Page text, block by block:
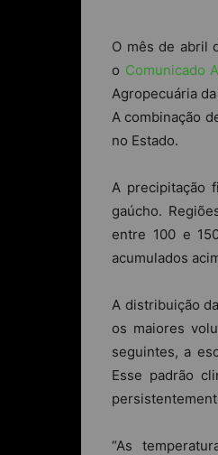
O mês de abril
o Comunicado
Agropecuária
A combinação
no Estado.
A precipitação
gaúcho.
entre 100 e
acumulados
A distribuição
os maiores
seguintes, a
Esse padrão
“As